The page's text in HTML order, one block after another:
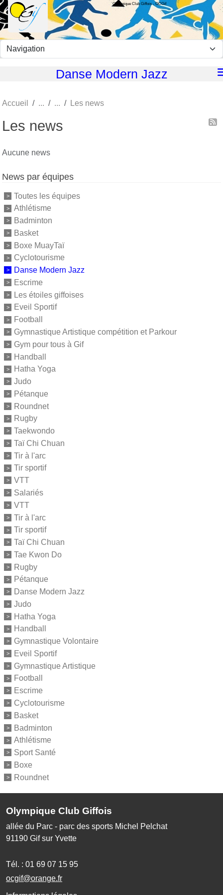
Olympique Club Giffois - OCGif
Danse Modern Jazz
Accueil Les news
Les news
Aucune news
News par équipes
Toutes les équipes
Athlétisme
Badminton
Basket
Boxe MuayTaï
Cyclotourisme
Danse Modern Jazz
Escrime
Les étoiles giffoises
Eveil Sportif
Football
Gymnastique Artistique compétition et Parkour
Gym pour tous à Gif
Handball
Hatha Yoga
Judo
Pétanque
Roundnet
Rugby
Taekwondo
Taï Chi Chuan
Tir à l'arc
Tir sportif
VTT
Salariés
VTT
Tir à l'arc
Tir sportif
Taï Chi Chuan
Tae Kwon Do
Rugby
Pétanque
Danse Modern Jazz
Judo
Hatha Yoga
Handball
Gymnastique Volontaire
Eveil Sportif
Gymnastique Artistique
Football
Escrime
Cyclotourisme
Basket
Badminton
Athlétisme
Sport Santé
Boxe
Roundnet
Olympique Club Giffois
allée du Parc - parc des sports Michel Pelchat
91190 Gif sur Yvette
Tél. : 01 69 07 15 95
ocgif@orange.fr
Panneau de gestion des cookies